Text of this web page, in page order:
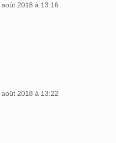
août 2018 à 13:16
août 2018 à 13:22